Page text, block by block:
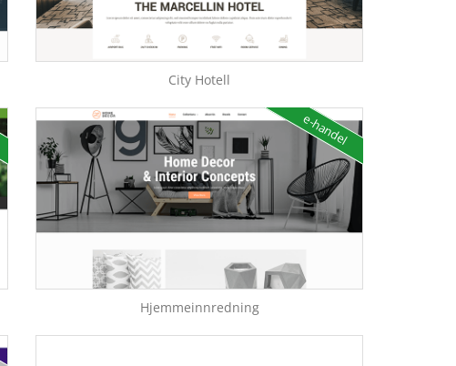
City Hotell
e-handel
Hjemmeinnredning